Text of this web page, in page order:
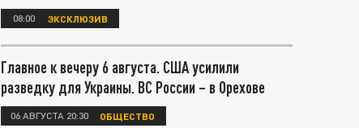
08:00 ЭКСКЛЮЗИВ
Главное к вечеру 6 августа. США усилили
разведку для Украины. ВС России – в Орехове
06 АВГУСТА 20:30 ОБЩЕСТВО